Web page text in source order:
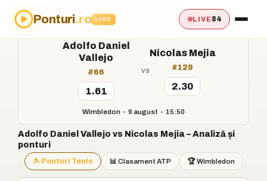
Ponturi.ro LIVE LIVE84
Acasă›Ponturi›Adolfo Daniel Vallejo vs Nicolas Mejia
Adolfo Daniel
Vallejo
#66
1.61
vs
Nicolas Mejia
#129
2.30
Wimbledon • 9 august • 15:50
Adolfo Daniel Vallejo vs Nicolas Mejia – Analiză și
ponturi
🎾 Ponturi Tenis 📊 Clasament ATP 🏆 Wimbledon